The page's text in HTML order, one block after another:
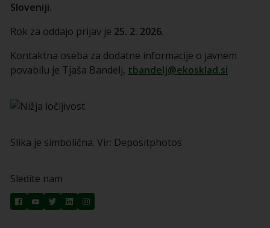
Sloveniji.
Rok za oddajo prijav je 25. 2. 2026.
Kontaktna oseba za dodatne informacije o javnem
povabilu je Tjaša Bandelj, tbandelj@ekosklad.si
Slika je simbolična. Vir: Depositphotos
Sledite nam